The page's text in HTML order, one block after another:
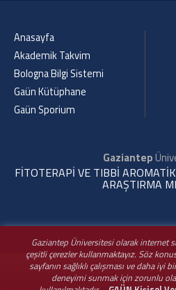
Gaziantep Üniversitesi olarak internet
çeşitli çerezler kullanmaktayız. Söz
sayfanın sağlıklı çalışması ve daha iyi
deneyimi sunmak için zorunlu
Anasayfa
Akademik Takvim
Bologna Bilgi Sistemi
Gaün Kütüphane
Gaün Sporium
Gaziantep
FİTOTERAPİ VE TIBBİ
ARAŞTIRMA